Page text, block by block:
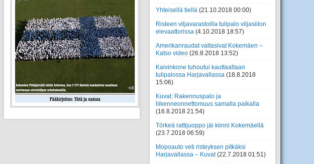
Yhteisellä tiellä (21.10.2018 00:00)
Risteen viljavarastoilla tulipalo viljasiilon
elevaattorissa (4.10.2018 18:57)
Amerikanraudat valtasivat Kokemäen –
Katso video (26.8.2018 13:52)
Kaivinkone tuhoutui kauttaaltaan
tulipalossa Harjavallassa (18.8.2018
15:06)
Kuvat: Rakennuspalo ja
liikenneonnettomuus samalla paikalla
(16.8.2018 21:54)
Törkeä rattijuoppo jäi kiinni Kokemäellä
(23.7.2018 06:59)
Mopoauto veti risteyksen pitkäksi
Harjavallassa – Kuvat (22.7.2018 01:51)